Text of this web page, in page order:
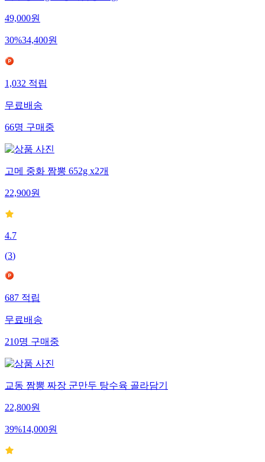
49,000원
30%34,400원
1,032적립
무료배송
66명구매중
고메 중화 짬뽕 652g x2개
22,900원
4.7
(3)
687적립
무료배송
210명구매중
교동 짬뽕 짜장 군만두 탕수육 골라담기
22,800원
39%14,000원